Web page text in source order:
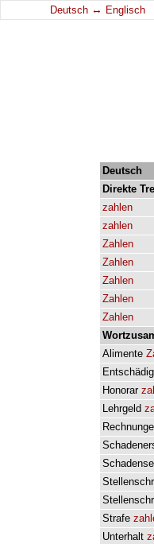
Deutsch ↔ Englisch
Deutsch
Direkte
zahlen
zahlen
Zahlen
Zahlen
Zahlen
Zahlen
Zahlen
Alimente
Honorar
Lehrgeld
Strafe
Unterhalt